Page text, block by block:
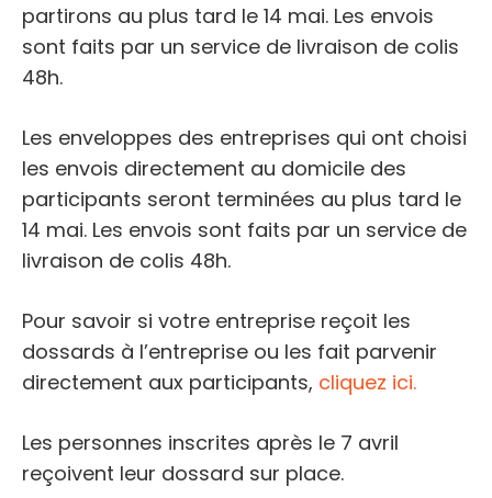
partirons au plus tard le 14 mai. Les envois
sont faits par un service de livraison de colis
48h.
Les enveloppes des entreprises qui ont choisi
les envois directement au domicile des
participants seront terminées au plus tard le
14 mai. Les envois sont faits par un service de
livraison de colis 48h.
Pour savoir si votre entreprise reçoit les
dossards à l’entreprise ou les fait parvenir
directement aux participants, cliquez ici.
Les personnes inscrites après le 7 avril
reçoivent leur dossard sur place.